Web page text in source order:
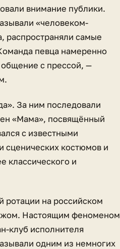
внимание публики.
«человеком-
распространяли самые
певца намеренно
с прессой, —
За ним последовали
«Мама», посвящённый
с известными
сценических костюмов и
классического и
ротации на российском
Настоящим феноменом
клуб исполнителя
одним из немногих